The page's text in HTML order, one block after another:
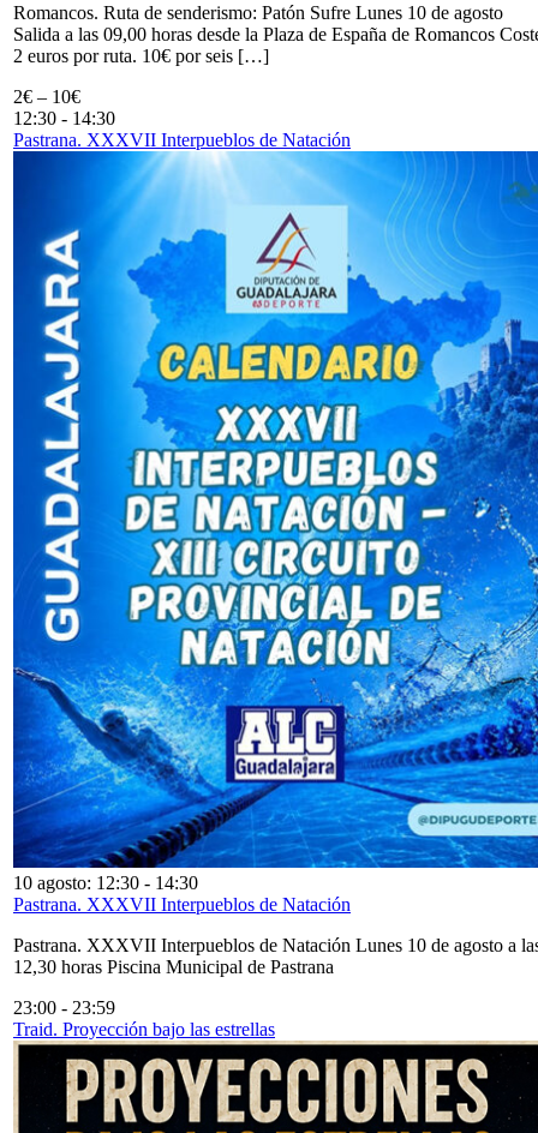
Romancos. Ruta de senderismo: Patón Sufre Lunes 10 de agosto
Salida a las 09,00 horas desde la Plaza de España de Romancos
2 euros por ruta. 10€ por seis […]
2€ – 10€
12:30 - 14:30
Pastrana. XXXVII Interpueblos de Natación
10 agosto: 12:30 - 14:30
Pastrana. XXXVII Interpueblos de Natación
Pastrana. XXXVII Interpueblos de Natación Lunes 10 de agosto a
12,30 horas Piscina Municipal de Pastrana
23:00 - 23:59
Traid. Proyección bajo las estrellas